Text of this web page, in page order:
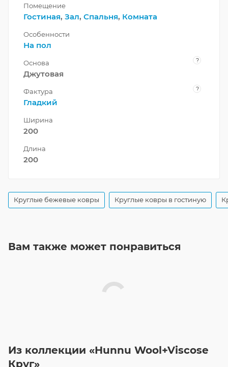
Помещение
Гостиная, Зал, Спальня, Комната
Особенности
На пол
Основа ?
Джутовая
Фактура ?
Гладкий
Ширина
200
Длина
200
Круглые бежевые ковры Круглые ковры в гостиную
Вам также может понравиться
Из коллекции «Hunnu Wool+Viscose
Круг»